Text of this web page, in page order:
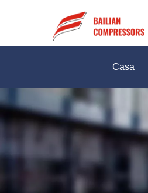
Casa